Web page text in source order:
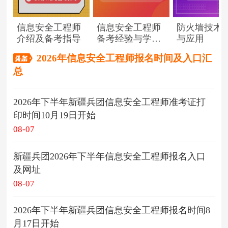
信息安全工程师
介绍及备考指导
信息安全工程师
备考经验与学习
防火墙技术
与应用
2026年信息安全工程师报名时间及入口汇
总
2026年下半年新疆兵团信息安全工程师准考证打
印时间10月19日开始
08-07
新疆兵团2026年下半年信息安全工程师报名入口
及网址
08-07
2026年下半年新疆兵团信息安全工程师报名时间8
月17日开始